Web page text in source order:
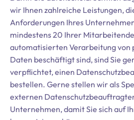
wir Ihnen zahlreiche Leistungen,
Anforderungen Ihres
mindestens 20 Ihrer
automatisierten Verarbeitung von
Daten beschäftigt sind, sind Sie
verpflichtet, einen
bestellen. Gerne stellen wir als
externen
Unternehmen, damit Sie sich auf